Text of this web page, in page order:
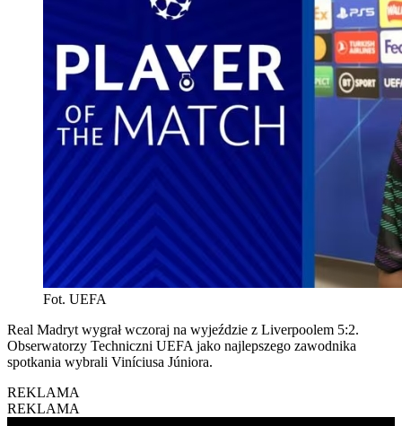
Fot. UEFA
Real Madryt wygrał wczoraj na wyjeździe z Liverpoolem 5:2.
Obserwatorzy Techniczni UEFA jako najlepszego zawodnika
spotkania wybrali Viníciusa Júniora.
REKLAMA
REKLAMA